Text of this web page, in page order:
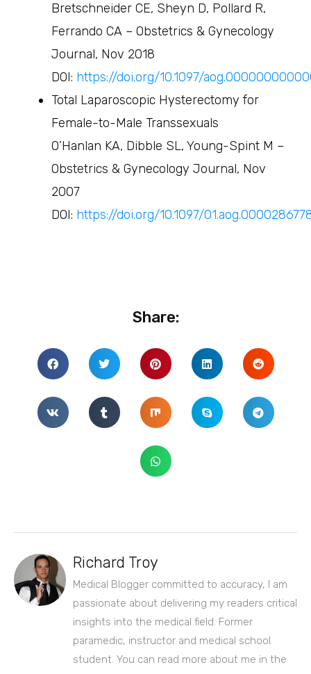
Bretschneider CE, Sheyn D, Pollard R,
Ferrando CA – Obstetrics & Gynecology
Journal, Nov 2018
DOI: https://doi.org/10.1097/
Total Laparoscopic Hysterectomy for
Female-to-Male Transsexuals
O’Hanlan KA, Dibble SL, Young-Spint M –
Obstetrics & Gynecology Journal, Nov
2007
DOI: https://doi.org/10.1097/
Share:
Richard Troy
Medical Blogger committed to accuracy, I am
passionate about delivering my readers critical
insights into the medical field. Former
paramedic, instructor and medical school
student. You can read more about me in the